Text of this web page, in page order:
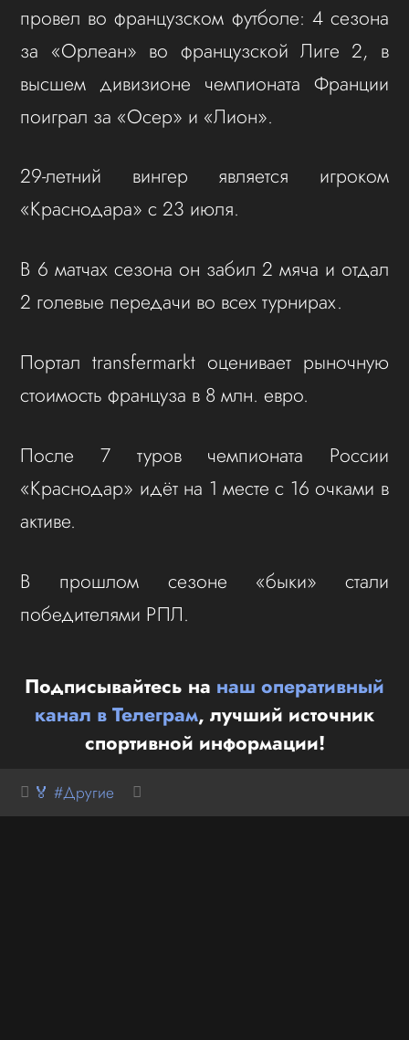
провел во французском футболе: 4 сезона
за «Орлеан» во французской Лиге 2, в
высшем дивизионе чемпионата Франции
поиграл за «Осер» и «Лион».
29-летний вингер является игроком
«Краснодара» с 23 июля.
В 6 матчах сезона он забил 2 мяча и отдал
2 голевые передачи во всех турнирах.
Портал transfermarkt оценивает рыночную
стоимость француза в 8 млн. евро.
После 7 туров чемпионата России
«Краснодар» идёт на 1 месте с 16 очками в
активе.
В прошлом сезоне «быки» стали
победителями РПЛ.
Подписывайтесь на наш оперативный
канал в Телеграм, лучший источник
спортивной информации!
🏅 #Другие